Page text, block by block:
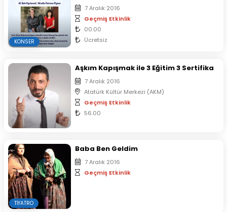
KONSER
7 Aralık 2016
Geçmiş Etkinlik
00.00
Ücretsiz
Aşkım Kapışmak ile 3 Eğitim 3 Sertifika
7 Aralık 2016
Atatürk Kültür Merkezi (AKM)
Geçmiş Etkinlik
56.00
TIYATRO
Baba Ben Geldim
7 Aralık 2016
Geçmiş Etkinlik